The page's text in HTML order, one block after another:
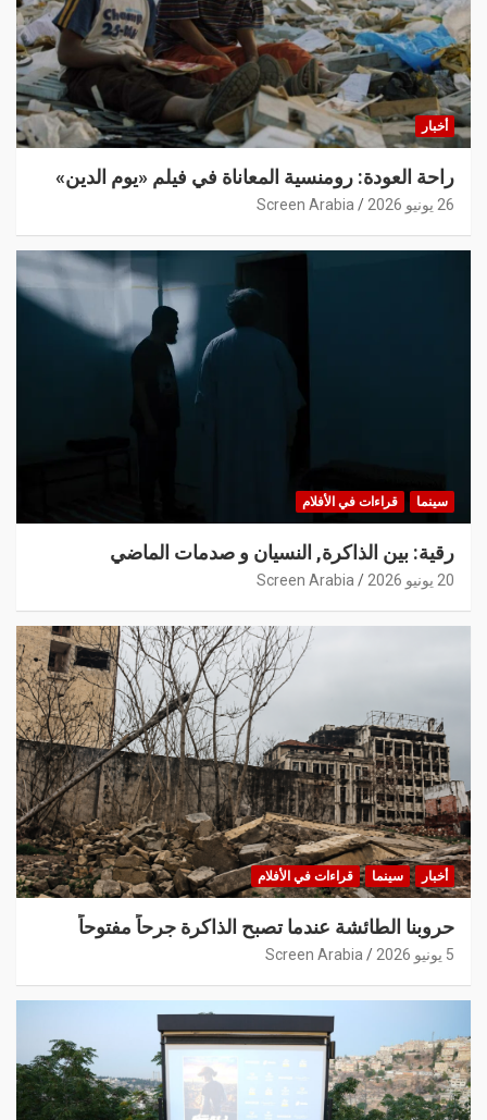
أخبار
راحة العودة: رومنسية المعاناة في فيلم «يوم الدين»
26 يونيو 2026 Screen Arabia
سينما قراءات في الأفلام
رقية: بين الذاكرة, النسيان و صدمات الماضي
20 يونيو 2026 Screen Arabia
أخبار سينما قراءات في الأفلام
حروبنا الطائشة عندما تصبح الذاكرة جرحاً مفتوحاً
5 يونيو 2026 Screen Arabia